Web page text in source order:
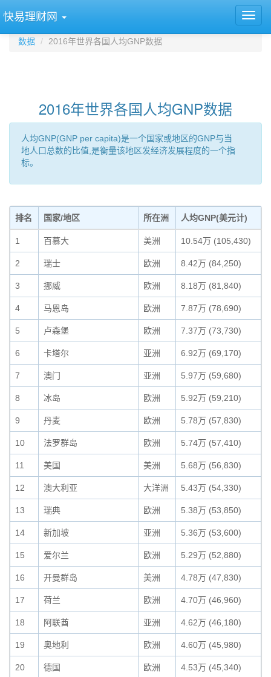
快易理财网
数据 2016年世界各国人均GNP数据
2016年世界各国人均GNP数据
人均GNP(GNP per capita)是一个国家或地区的GNP与当
地人口总数的比值,是衡量该地区发经济发展程度的一个指
标。
排名 国家/地区 所在洲 人均GNP(美元计)
1 百慕大 美洲 10.54万 (105,430)
2 瑞士 欧洲 8.42万 (84,250)
3 挪威 欧洲 8.18万 (81,840)
4 马恩岛 欧洲 7.87万 (78,690)
5 卢森堡 欧洲 7.37万 (73,730)
6 卡塔尔 亚洲 6.92万 (69,170)
7 澳门 亚洲 5.97万 (59,680)
8 冰岛 欧洲 5.92万 (59,210)
9 丹麦 欧洲 5.78万 (57,830)
10 法罗群岛 欧洲 5.74万 (57,410)
11 美国 美洲 5.68万 (56,830)
12 澳大利亚 大洋洲 5.43万 (54,330)
13 瑞典 欧洲 5.38万 (53,850)
14 新加坡 亚洲 5.36万 (53,600)
15 爱尔兰 欧洲 5.29万 (52,880)
16 开曼群岛 美洲 4.78万 (47,830)
17 荷兰 欧洲 4.70万 (46,960)
18 阿联酋 亚洲 4.62万 (46,180)
19 奥地利 欧洲 4.60万 (45,980)
20 德国 欧洲 4.53万 (45,340)